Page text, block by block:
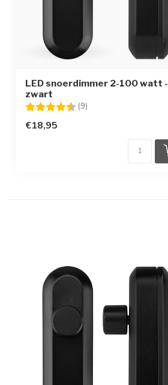
LED snoerdimmer 2-100 watt -
zwart
Beoordeling: (9)
€18,95